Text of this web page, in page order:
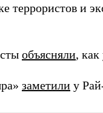
террористов и
объясняли,
заметили у